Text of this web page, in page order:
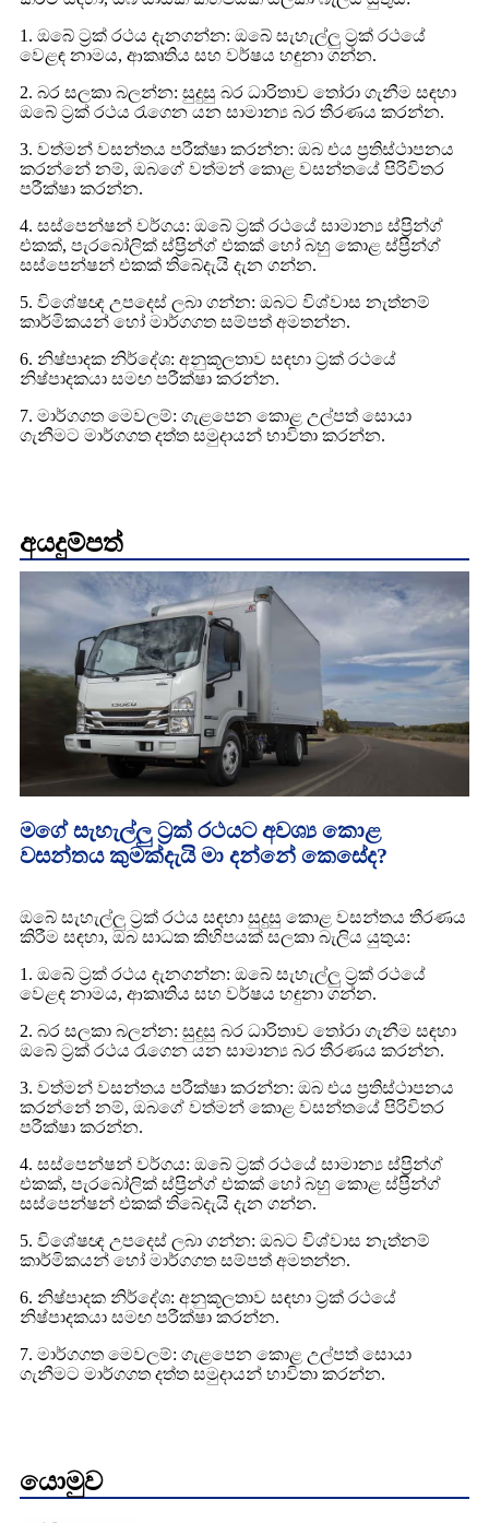
1. ඔබේ ට්‍රක් රථය දැනගන්න: ඔබේ සැහැල්ලු ට්‍රක් රථයේ
වෙළඳ නාමය, ආකෘතිය සහ වර්ෂය හඳුනා ගන්න.
2. බර සලකා බලන්න: සුදුසු බර ධාරිතාව තෝරා ගැනීම සඳහා
ඔබේ ට්‍රක් රථය රැගෙන යන සාමාන්‍ය බර තීරණය කරන්න.
3. වත්මන් වසන්තය පරීක්ෂා කරන්න: ඔබ එය ප්‍රතිස්ථාපනය
කරන්නේ නම්, ඔබගේ වත්මන් කොළ වසන්තයේ පිරිවිතර
පරීක්ෂා කරන්න.
4. සස්පෙන්ෂන් වර්ගය: ඔබේ ට්‍රක් රථයේ සාමාන්‍ය ස්ප්‍රින්ග්
එකක්, පැරබෝලික් ස්ප්‍රින්ග් එකක් හෝ බහු කොළ ස්ප්‍රින්ග්
සස්පෙන්ෂන් එකක් තිබේදැයි දැන ගන්න.
5. විශේෂඥ උපදෙස් ලබා ගන්න: ඔබට විශ්වාස නැත්නම්
කාර්මිකයන් හෝ මාර්ගගත සම්පත් අමතන්න.
6. නිෂ්පාදක නිර්දේශ: අනුකූලතාව සඳහා ට්‍රක් රථයේ
නිෂ්පාදකයා සමඟ පරීක්ෂා කරන්න.
7. මාර්ගගත මෙවලම්: ගැළපෙන කොළ උල්පත් සොයා
ගැනීමට මාර්ගගත දත්ත සමුදායන් භාවිතා කරන්න.
අයදුම්පත්
මගේ සැහැල්ලු ට්‍රක් රථයට අවශ්‍ය කොළ
වසන්තය කුමක්දැයි මා දන්නේ කෙසේද?
ඔබේ සැහැල්ලු ට්‍රක් රථය සඳහා සුදුසු කොළ වසන්තය තීරණය
කිරීම සඳහා, ඔබ සාධක කිහිපයක් සලකා බැලිය යුතුය:
1. ඔබේ ට්‍රක් රථය දැනගන්න: ඔබේ සැහැල්ලු ට්‍රක් රථයේ
වෙළඳ නාමය, ආකෘතිය සහ වර්ෂය හඳුනා ගන්න.
2. බර සලකා බලන්න: සුදුසු බර ධාරිතාව තෝරා ගැනීම සඳහා
ඔබේ ට්‍රක් රථය රැගෙන යන සාමාන්‍ය බර තීරණය කරන්න.
3. වත්මන් වසන්තය පරීක්ෂා කරන්න: ඔබ එය ප්‍රතිස්ථාපනය
කරන්නේ නම්, ඔබගේ වත්මන් කොළ වසන්තයේ පිරිවිතර
පරීක්ෂා කරන්න.
4. සස්පෙන්ෂන් වර්ගය: ඔබේ ට්‍රක් රථයේ සාමාන්‍ය ස්ප්‍රින්ග්
එකක්, පැරබෝලික් ස්ප්‍රින්ග් එකක් හෝ බහු කොළ ස්ප්‍රින්ග්
සස්පෙන්ෂන් එකක් තිබේදැයි දැන ගන්න.
5. විශේෂඥ උපදෙස් ලබා ගන්න: ඔබට විශ්වාස නැත්නම්
කාර්මිකයන් හෝ මාර්ගගත සම්පත් අමතන්න.
6. නිෂ්පාදක නිර්දේශ: අනුකූලතාව සඳහා ට්‍රක් රථයේ
නිෂ්පාදකයා සමඟ පරීක්ෂා කරන්න.
7. මාර්ගගත මෙවලම්: ගැළපෙන කොළ උල්පත් සොයා
ගැනීමට මාර්ගගත දත්ත සමුදායන් භාවිතා කරන්න.
යොමුව